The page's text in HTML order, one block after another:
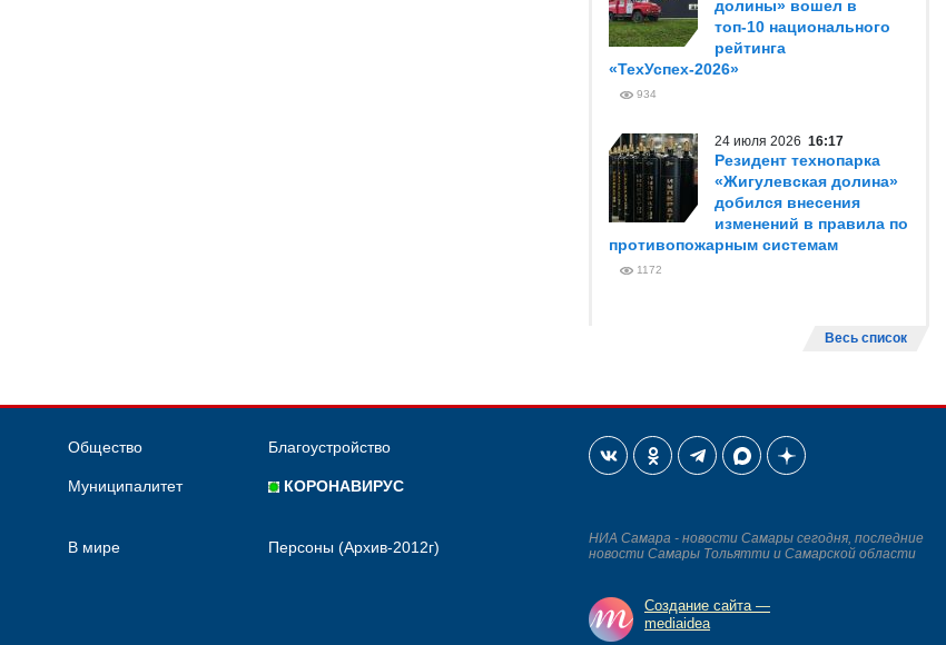
долины» вошел в
топ-10 национального
рейтинга
«ТехУспех-2026»
934
24 июля 2026 16:17
Резидент технопарка
«Жигулевская долина»
добился внесения
изменений в правила по
противопожарным системам
1172
Весь список
Общество Благоустройство
Муниципалитет КОРОНАВИРУС
В мире Персоны (Архив-2012г)
НИА Самара - новости Самары сегодня, последние
новости Самары Тольятти и Самарской области
Создание сайта —
mediaidea